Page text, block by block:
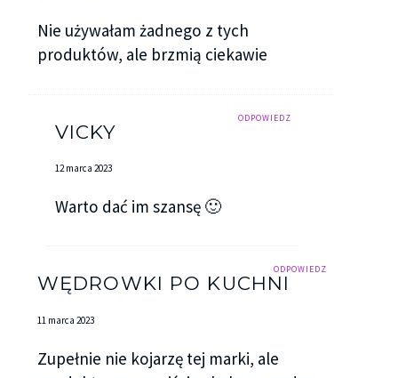
Nie używałam żadnego z tych
produktów, ale brzmią ciekawie
ODPOWIEDZ
VICKY
12 marca 2023
Warto dać im szansę 🙂
ODPOWIEDZ
WĘDROWKI PO KUCHNI
11 marca 2023
Zupełnie nie kojarzę tej marki, ale